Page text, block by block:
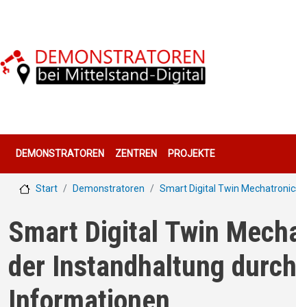
Hauptnavigation
DEMONSTRATOREN ZENTREN PROJEKTE
Start Demonstratoren Smart Digital Twin
Smart Digital Twin
der Instandhaltung